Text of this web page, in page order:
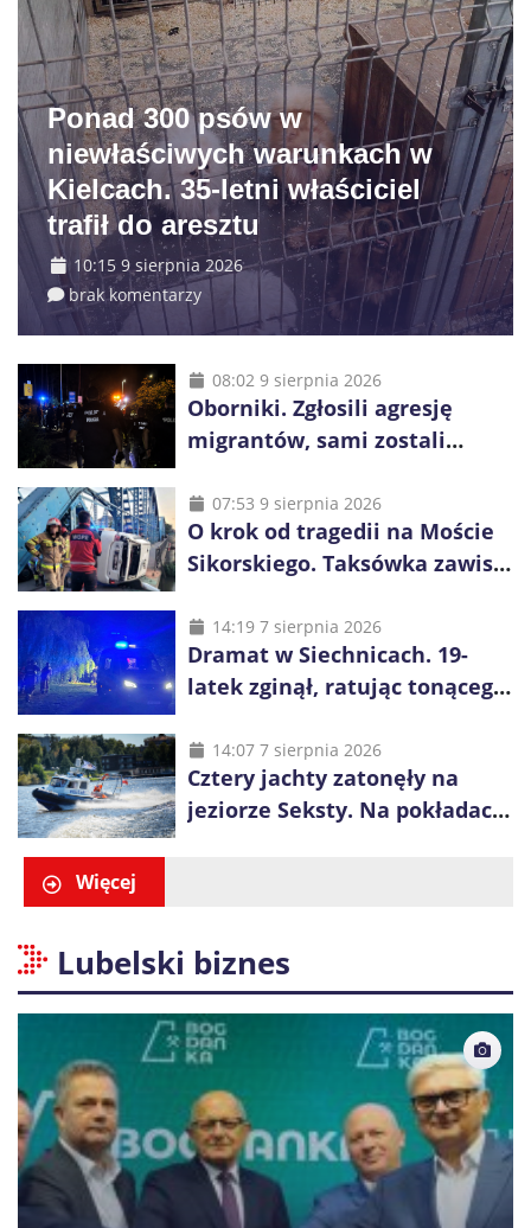
Ponad 300 psów w
niewłaściwych warunkach w
Kielcach. 35-letni właściciel
trafił do aresztu
10:15 9 sierpnia 2026
brak komentarzy
08:02 9 sierpnia 2026
Oborniki. Zgłosili agresję
migrantów, sami zostali
proceder
07:53 9 sierpnia 2026
O krok od tragedii na Moście
Sikorskiego. Taksówka zawisła
14:19 7 sierpnia 2026
Dramat w Siechnicach. 19-
latek zginął, ratując tonącego
14:07 7 sierpnia 2026
Cztery jachty zatonęły na
jeziorze Seksty. Na pokładach
Więcej
Lubelski biznes